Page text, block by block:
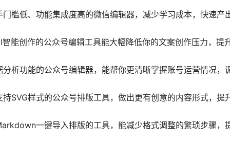
槛低、功能集成度高的微信编辑器，减少学习成本，快速产
能创作的公众号编辑工具能大幅降低你的文案创作压力，提
析功能的公众号编辑器，能帮你更清晰掌握账号运营情况，
SVG样式的公众号排版工具，做出更有创意的内容形式，提
一键导入排版的工具，能减少格式调整的繁琐步骤，